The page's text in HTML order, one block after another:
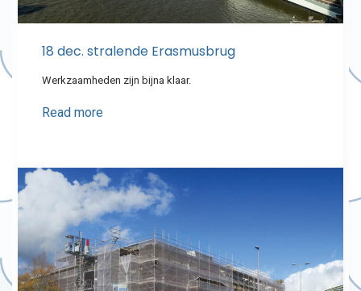
18 dec. stralende Erasmusbrug
Werkzaamheden zijn bijna klaar.
Read more